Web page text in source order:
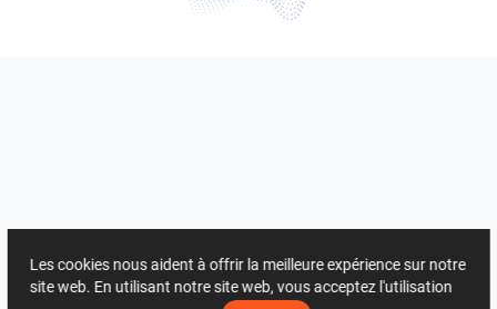
Les cookies nous aident à offrir la meilleure expérience sur notre
site web. En utilisant notre site web, vous acceptez l'utilisation